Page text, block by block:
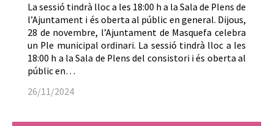
La sessió tindrà lloc a les 18:00 h a la Sala de Plens de
l’Ajuntament i és oberta al públic en general. Dijous,
28 de novembre, l’Ajuntament de Masquefa celebra
un Ple municipal ordinari. La sessió tindrà lloc a les
18:00 h a la Sala de Plens del consistori i és oberta al
públic en…
26/11/2024